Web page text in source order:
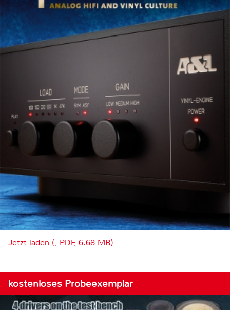
Jetzt laden (, PDF, 6.68 MB)
kostenloses Probeexemplar